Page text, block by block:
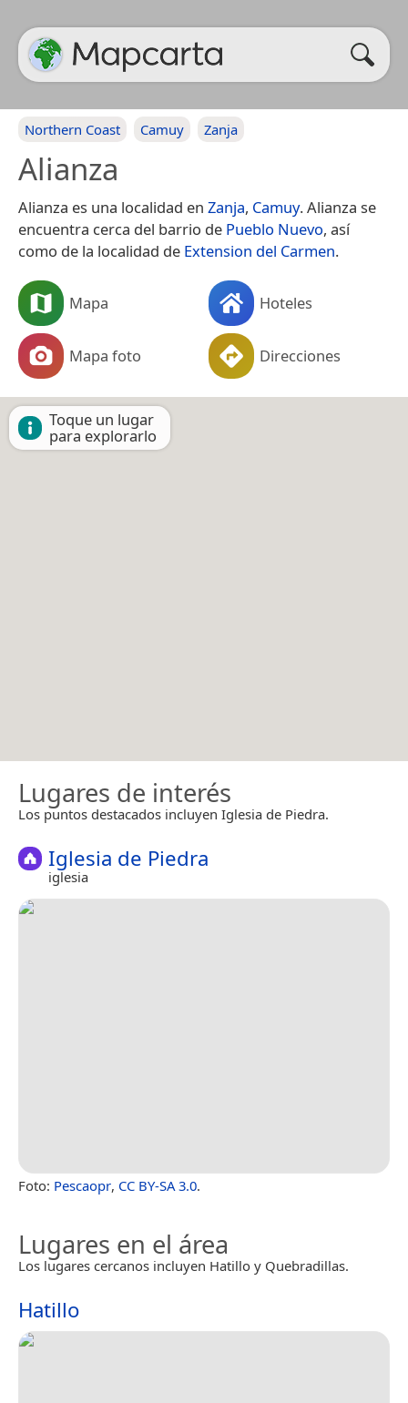
Northern Coast Camuy Zanja
Alianza
Alianza es una localidad en Zanja, Camuy. Alianza se
encuentra cerca del barrio de Pueblo Nuevo, así
como de la localidad de Extension del Carmen.
Mapa Hoteles
Mapa foto Direcciones
Toque un lugar
para explorarlo
Lugares de interés
Los puntos destacados incluyen Iglesia de Piedra.
Iglesia de Piedra
iglesia
Foto: Pescaopr, CC BY-SA 3.0.
Lugares en el área
Los lugares cercanos incluyen Hatillo y Quebradillas.
Hatillo